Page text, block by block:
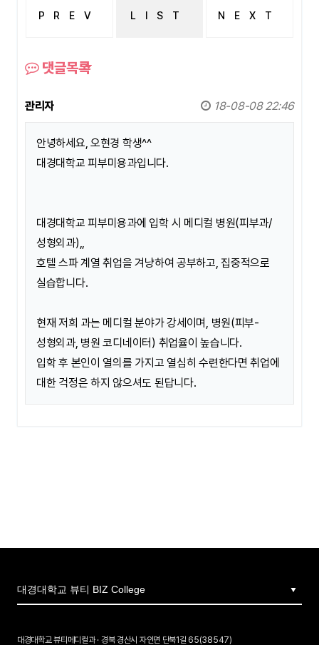
PREV
피부미용과..
LIST NEXT
댓글목록
관리자 18-08-08 22:46
안녕하세요, 오현경 학생^^
대경대학교 피부미용과입니다.
대경대학교 피부미용과에 입학 시 메디컬 병원(피부과/
성형외과),,
호텔 스파 계열 취업을 겨냥하여 공부하고, 집중적으로
실습합니다.
현재 저희 과는 메디컬 분야가 강세이며, 병원(피부-
성형외과, 병원 코디네이터) 취업율이 높습니다.
입학 후 본인이 열의를 가지고 열심히 수련한다면 취업에
대한 걱정은 하지 않으셔도 된답니다.
대경대학교 뷰티메디컬과 · 경북 경산시 자인면 단북1길 65(38547)